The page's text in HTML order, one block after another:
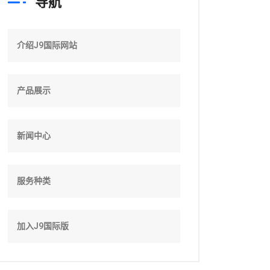
介绍J9国际网站
产品展示
新闻中心
服务种类
加入J9国际版